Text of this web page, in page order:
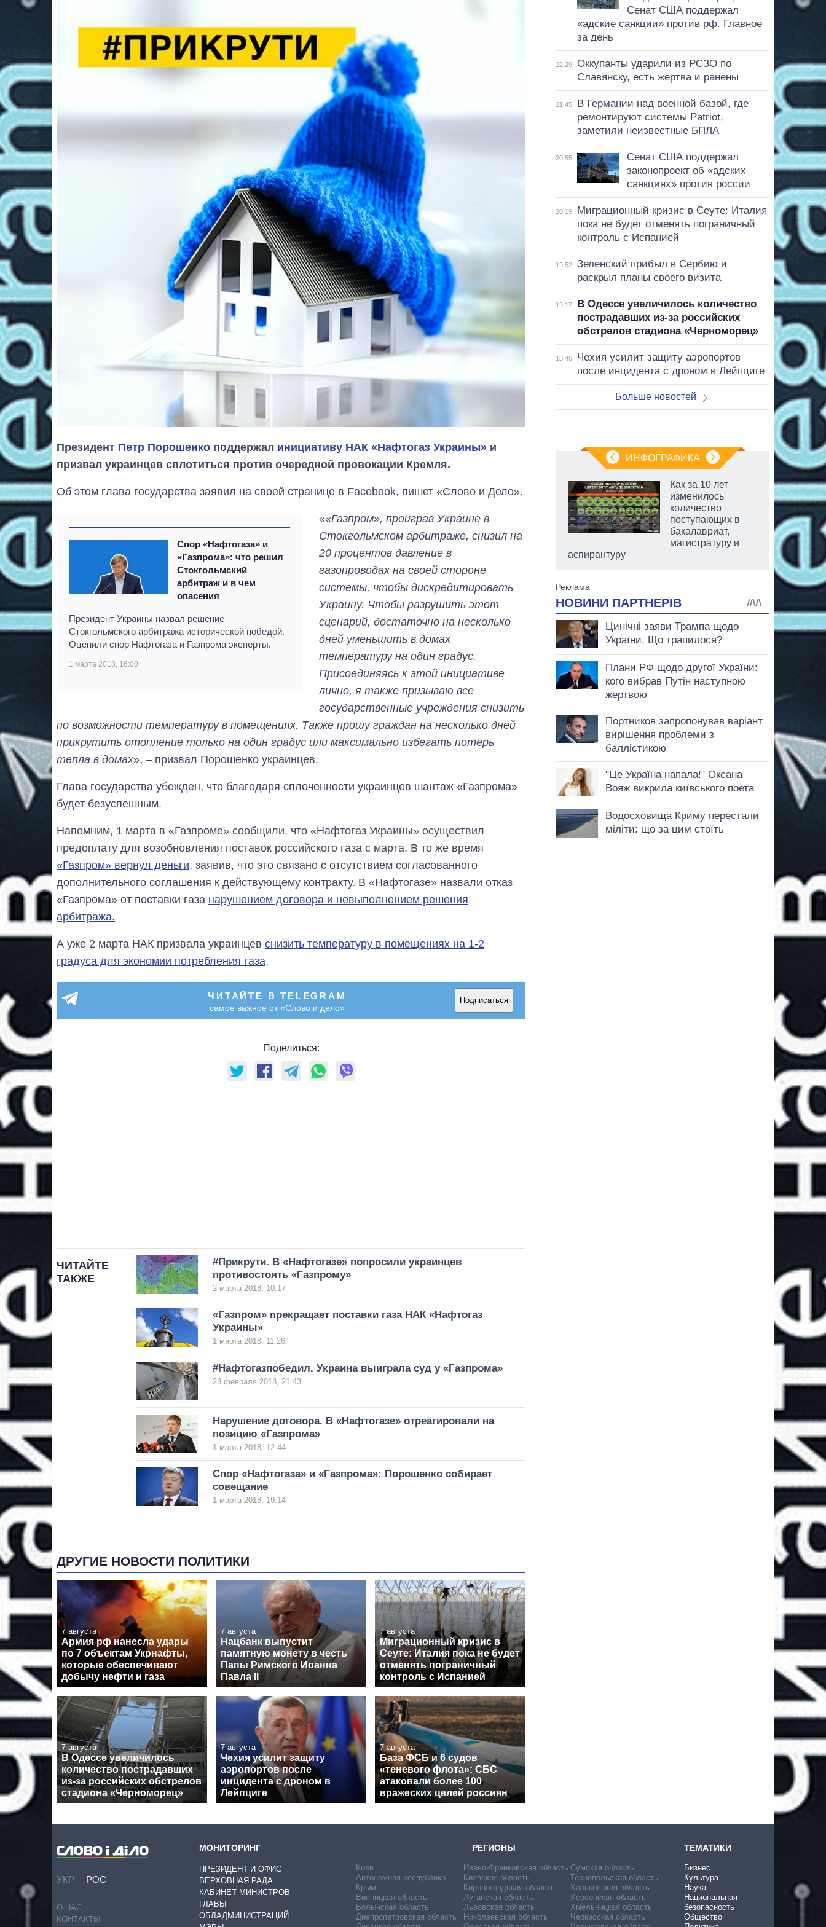
Президент Петр Порошенко поддержал инициативу НАК «Нафтогаз Украины» и
призвал украинцев сплотиться против очередной провокации Кремля.
Об этом глава государства заявил на своей странице в Facebook, пишет «Слово и Дело».
Спор «Нафтогаза» и
«Газпрома»: что решил
Стокгольмский
арбитраж и в чем
опасения
Президент Украины назвал решение
Стокгольмского арбитража исторической победой.
Оценили спор Нафтогаза и Газпрома эксперты.
1 марта 2018, 16:00
««Газпром», проиграв Украине в
Стокгольмском арбитраже, снизил на
20 процентов давление в
газопроводах на своей стороне
системы, чтобы дискредитировать
Украину. Чтобы разрушить этот
сценарий, достаточно на несколько
дней уменьшить в домах
температуру на один градус.
Присоединяясь к этой инициативе
лично, я также призываю все
государственные учреждения снизить
по возможности температуру в помещениях. Также прошу граждан на несколько дней
прикрутить отопление только на один градус или максимально избегать потерь
тепла в домах», – призвал Порошенко украинцев.
Глава государства убежден, что благодаря сплоченности украинцев шантаж «Газпрома»
будет безуспешным.
Напомним, 1 марта в «Газпроме» сообщили, что «Нафтогаз Украины» осуществил
предоплату для возобновления поставок российского газа с марта. В то же время
«Газпром» вернул деньги, заявив, что это связано с отсутствием согласованного
дополнительного соглашения к действующему контракту. В «Нафтогазе» назвали отказ
«Газпрома» от поставки газа нарушением договора и невыполнением решения
арбитража.
А уже 2 марта НАК призвала украинцев снизить температуру в помещениях на 1-2
градуса для экономии потребления газа.
ЧИТАЙТЕ В TELEGRAM
самое важное от «Слово и дело»
Подписаться
Поделиться:
ЧИТАЙТЕ
ТАКЖЕ
#Прикрути. В «Нафтогазе» попросили украинцев
противостоять «Газпрому»
2 марта 2018, 10:17
«Газпром» прекращает поставки газа НАК «Нафтогаз
Украины»
1 марта 2018, 11:26
#Нафтогазпобедил. Украина выиграла суд у «Газпрома»
28 февраля 2018, 21:43
Нарушение договора. В «Нафтогазе» отреагировали на
позицию «Газпрома»
1 марта 2018, 12:44
Спор «Нафтогаза» и «Газпрома»: Порошенко собирает
совещание
1 марта 2018, 19:14
ДРУГИЕ НОВОСТИ ПОЛИТИКИ
7 августа
Армия рф нанесла удары
по 7 объектам Укрнафты,
которые обеспечивают
добычу нефти и газа
7 августа
Нацбанк выпустит
памятную монету в честь
Папы Римского Иоанна
Павла II
7 августа
Миграционный кризис в
Сеуте: Италия пока не будет
отменять пограничный
контроль с Испанией
7 августа
В Одессе увеличилось
количество пострадавших
из-за российских обстрелов
стадиона «Черноморец»
7 августа
Чехия усилит защиту
аэропортов после
инцидента с дроном в
Лейпциге
7 августа
База ФСБ и 6 судов
«теневого флота»: СБС
атаковали более 100
вражеских целей россиян
Сенат США поддержал
«адские санкции» против рф. Главное
за день
22:29
Оккупанты ударили из РСЗО по
Славянску, есть жертва и ранены
21:45
В Германии над военной базой, где
ремонтируют системы Patriot,
заметили неизвестные БПЛА
20:55
Сенат США поддержал
законопроект об «адских
санкциях» против россии
20:19
Миграционный кризис в Сеуте: Италия
пока не будет отменять пограничный
контроль с Испанией
19:52
Зеленский прибыл в Сербию и
раскрыл планы своего визита
19:17
В Одессе увеличилось количество
пострадавших из-за российских
обстрелов стадиона «Черноморец»
18:45
Чехия усилит защиту аэропортов
после инцидента с дроном в Лейпциге
Больше новостей
ИНФОГРАФИКА
картофеля
Украине до и во
время большой
войны
Как за 10 лет
изменилось
количество
поступающих в
бакалавриат,
магистратуру и
аспирантуру
УКР РОС
О НАС
КОНТАКТЫ
МОНИТОРИНГ
ПРЕЗИДЕНТ И ОФИС
ВЕРХОВНАЯ РАДА
КАБИНЕТ МИНИСТРОВ
ГЛАВЫ
ОБЛАДМИНИСТРАЦИЙ
РЕГИОНЫ
Киев
Автономная республика
Крым
Винницкая область
Волынская область
Днепропетровская область
Ивано-Франковская область
Киевская область
Кировоградская область
Луганская область
Львовская область
Николаевская область
Сумская область
Тернопольская область
Харьковская область
Херсонская область
Хмельницкая область
Черкасская область
ТЕМАТИКИ
Бизнес
Культура
Наука
Национальная
безопасность
Общество